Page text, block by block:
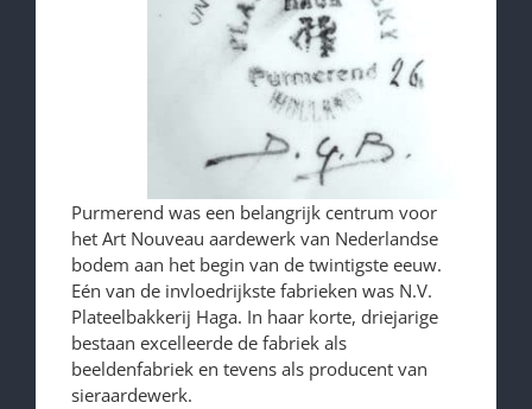
Purmerend was een belangrijk centrum voor
het Art Nouveau aardewerk van Nederlandse
bodem aan het begin van de twintigste eeuw.
Eén van de invloedrijkste fabrieken was N.V.
Plateelbakkerij Haga. In haar korte, driejarige
bestaan excelleerde de fabriek als
beeldenfabriek en tevens als producent van
sieraardewerk.